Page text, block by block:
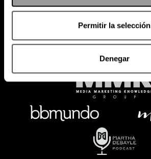
Permitir la selección
Denegar